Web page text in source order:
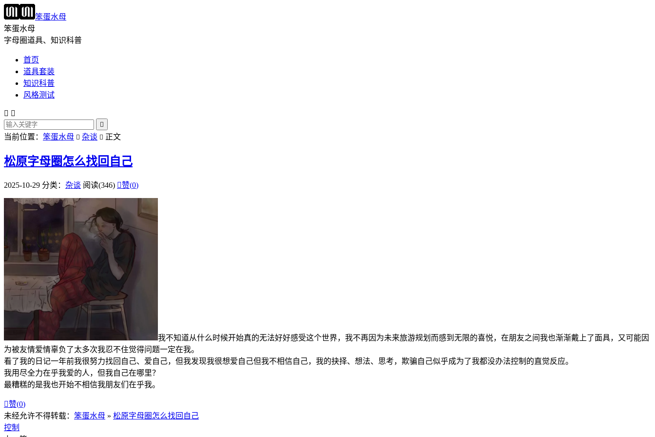
笨蛋水母
笨蛋水母
字母圈道具、知识科普
首页
道具套装
知识科普
风格测试
 

当前位置： 笨蛋水母  杂谈  正文
松原字母圈怎么找回自己
2025-10-29 分类： 杂谈 阅读(346) 赞(0)
我不知道从什么时候开始真的无法好好感受这个世界，我不再因为未来旅游规划而感到无限的喜悦，在朋友之间我也渐渐戴上了面具，又可能因
为被友情爱情辜负了太多次我忍不住觉得问题一定在我。
看了我的日记一年前我很努力找回自己、爱自己，但我发现我很想爱自己但我不相信自己，我的抉择、想法、思考，欺骗自己似乎成为了我都没办法控制的直觉反应。
我用尽全力在乎我爱的人，但我自己在哪里？
最糟糕的是我也开始不相信我朋友们在乎我。
赞(0)
未经允许不得转载： 笨蛋水母 » 松原字母圈怎么找回自己
控制